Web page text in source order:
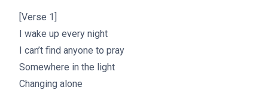
[Verse 1]
I wake up every night
I can’t find anyone to pray
Somewhere in the light
Changing alone